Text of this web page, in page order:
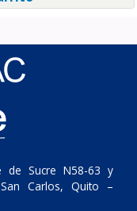
de Sucre N58-63 y
Carlos, Quito –